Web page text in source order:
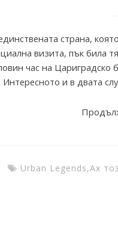
страна,
визита, пък била
час на
и в двата
Urban Legends,Ах